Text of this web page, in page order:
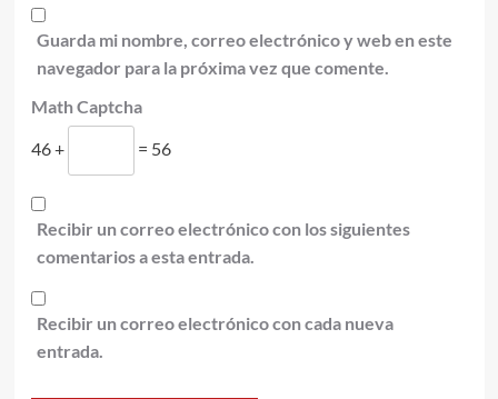
Guarda mi nombre, correo electrónico y web en este
navegador para la próxima vez que comente.
Math Captcha
46 +
= 56
Recibir un correo electrónico con los siguientes
comentarios a esta entrada.
Recibir un correo electrónico con cada nueva
entrada.